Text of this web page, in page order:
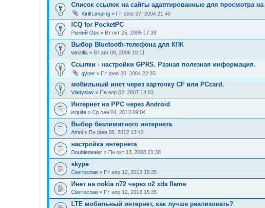
Список ссылок на сайты адаптированные для просмотра
Kirill Limping » Пт фев 27, 2004 21:40
ICQ for PocketPC
Рыжий Орк » Вт окт 25, 2005 17:38
Выбор Bluetooth-телефона для КПК
winzilla » Вт авг 08, 2006 19:11
Ссылки - настройки GPRS. Разная полезная информация.
gyper » Пт фев 20, 2004 22:35
мобильный инет через карточку CF или PCcard.
Vladyslav » Пн апр 02, 2007 14:03
Интернет на РРС через Android
isquite » Ср сен 04, 2013 09:04
Выбор безлимитного интернета
Amni » Пн фев 06, 2012 13:42
настройка интернета
Doubledealer » Пн окт 13, 2008 21:38
skype
Светослав » Пт апр 12, 2013 15:35
Инет на nokia n72 через o2 xda flame
Светослав » Пт апр 12, 2013 15:35
LTE мобильный интернет, как лучше реализовать?